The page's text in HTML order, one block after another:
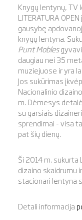
Knygų lentynų, TV
LITERATURA
gausybę
knygų lentyna.
Punt Mobles
daugiau nei 35
muziejuose ir yra
Jos sukūrimas
Nacionalinio
m. Dėmesys
su garsiais
sprendimai - visa
pat šių dienų.
Ši 2014 m. sukurta
dizaino skaidrumu
stacionari lentyna
Detali informacija